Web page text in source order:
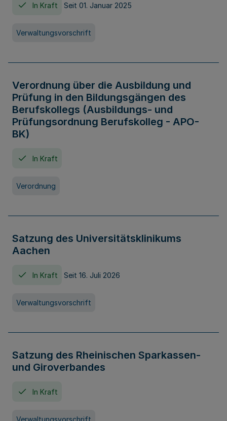
In Kraft Seit 01. Januar 2025
Verwaltungsvorschrift
Verordnung über die Ausbildung und
Prüfung in den Bildungsgängen des
Berufskollegs (Ausbildungs- und
Prüfungsordnung Berufskolleg - APO-
BK)
In Kraft
Verordnung
Satzung des Universitätsklinikums
Aachen
In Kraft Seit 16. Juli 2026
Verwaltungsvorschrift
Satzung des Rheinischen Sparkassen-
und Giroverbandes
In Kraft
Verwaltungsvorschrift